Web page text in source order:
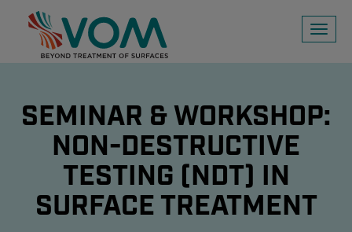
Toggle
SEMINAR & WORKSHOP:
NON-DESTRUCTIVE
TESTING (NDT) IN
SURFACE TREATMENT